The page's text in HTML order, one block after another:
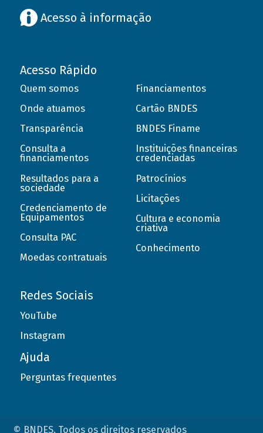
Acesso à informação
Acesso Rápido
Quem somos
Onde atuamos
Transparência
Consulta a
financiamentos
Resultados para a
sociedade
Credenciamento de
Equipamentos
Consulta PAC
Moedas contratuais
Financiamentos
Cartão BNDES
BNDES Finame
Instituições financeiras
credenciadas
Patrocínios
Licitações
Cultura e economia
criativa
Conhecimento
Redes Sociais
YouTube
Instagram
Ajuda
Perguntas frequentes
© BNDES. Todos os direitos reservados